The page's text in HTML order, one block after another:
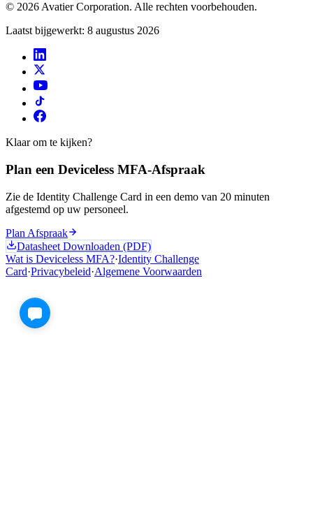
© 2026 Avatier Corporation. Alle rechten voorbehouden.
Laatst bijgewerkt: 8 augustus 2026
Klaar om te kijken?
Plan een Deviceless MFA-Afspraak
Zie de Identity Challenge Card in een demo van 20 minuten
afgestemd op uw personeel.
Plan Afspraak
Datasheet Downloaden (PDF)
Wat is Deviceless MFA?·Identity Challenge
Card·Privacybeleid·Algemene Voorwaarden